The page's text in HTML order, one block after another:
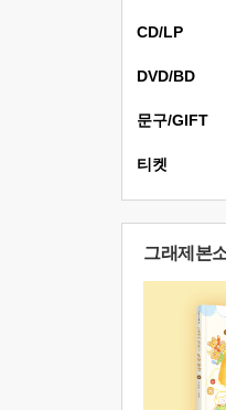
CD/LP
DVD/BD
문구/GIFT
티켓
그래제본